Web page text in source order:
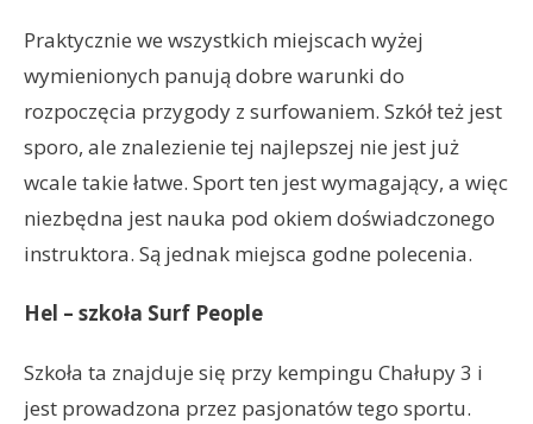
Praktycznie we wszystkich miejscach wyżej
wymienionych panują dobre warunki do
rozpoczęcia przygody z surfowaniem. Szkół też jest
sporo, ale znalezienie tej najlepszej nie jest już
wcale takie łatwe. Sport ten jest wymagający, a więc
niezbędna jest nauka pod okiem doświadczonego
instruktora. Są jednak miejsca godne polecenia.
Hel – szkoła Surf People
Szkoła ta znajduje się przy kempingu Chałupy 3 i
jest prowadzona przez pasjonatów tego sportu.